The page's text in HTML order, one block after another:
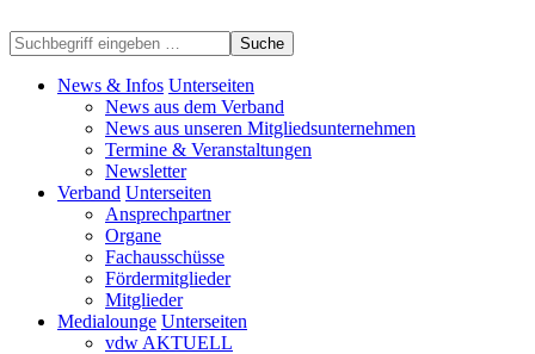
Suche
News & Infos Unterseiten
News aus dem Verband
News aus unseren Mitgliedsunternehmen
Termine & Veranstaltungen
Newsletter
Verband Unterseiten
Ansprechpartner
Organe
Fachausschüsse
Fördermitglieder
Mitglieder
Medialounge Unterseiten
vdw AKTUELL